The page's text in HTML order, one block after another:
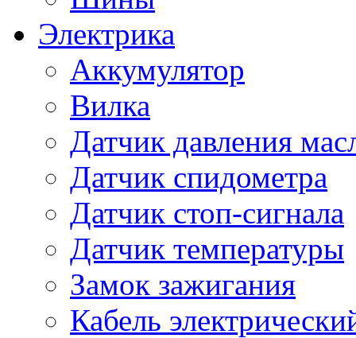
Электрика
Аккумулятор
Вилка
Датчик давления
Датчик спидометра
Датчик стоп-сигнала
Датчик температуры
Замок зажигания
Кабель